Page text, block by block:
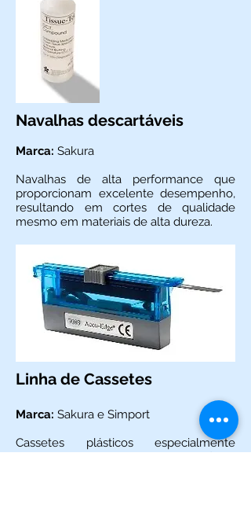
Navalhas descartáveis
Marca: Sakura
Navalhas de alta performance que
proporcionam excelente desempenho,
resultando em cortes de qualidade
mesmo em materiais de alta dureza.
Linha de Cassetes
Marca: Sakura e Simport
Cassetes plásticos especialmente
projetados para permitir o melhor fluxo